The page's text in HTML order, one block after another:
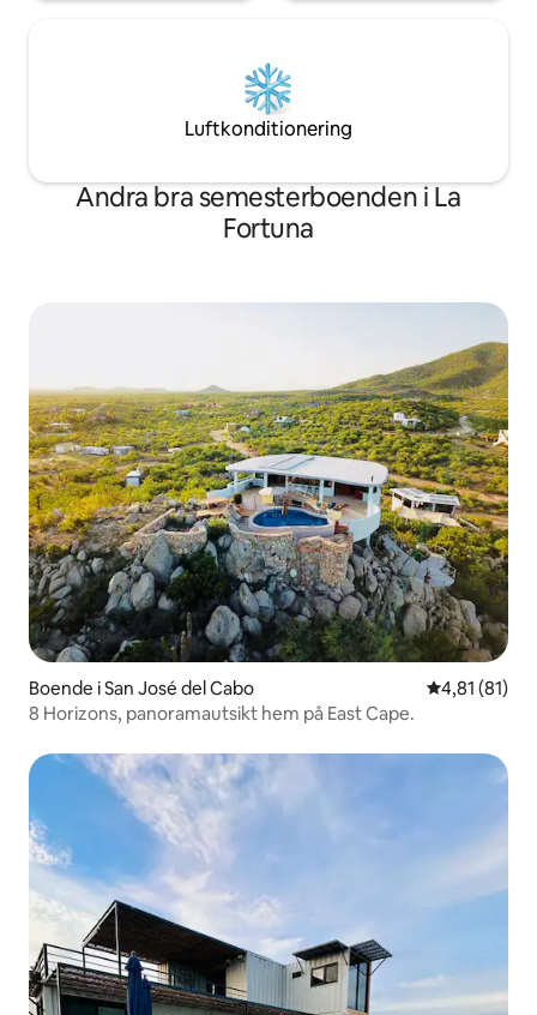
Luftkonditionering
Andra bra semesterboenden i La
Fortuna
Boende i San José del Cabo 4,81 av 5 i
4,81 (81)
8 Horizons, panoramautsikt hem på East Cape.